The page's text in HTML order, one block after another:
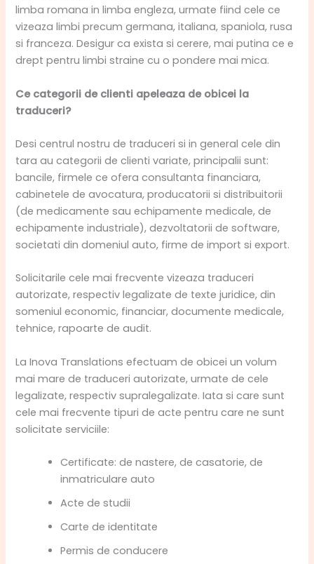
limba romana in limba engleza, urmate fiind cele ce
vizeaza limbi precum germana, italiana, spaniola, rusa
si franceza. Desigur ca exista si cerere, mai putina ce e
drept pentru limbi straine cu o pondere mai mica.
Ce categorii de clienti apeleaza de obicei la
traduceri?
Desi centrul nostru de traduceri si in general cele din
tara au categorii de clienti variate, principalii sunt:
bancile, firmele ce ofera consultanta financiara,
cabinetele de avocatura, producatorii si distribuitorii
(de medicamente sau echipamente medicale, de
echipamente industriale), dezvoltatorii de software,
societati din domeniul auto, firme de import si export.
Solicitarile cele mai frecvente vizeaza traduceri
autorizate, respectiv legalizate de texte juridice, din
someniul economic, financiar, documente medicale,
tehnice, rapoarte de audit.
La Inova Translations efectuam de obicei un volum
mai mare de traduceri autorizate, urmate de cele
legalizate, respectiv supralegalizate. Iata si care sunt
cele mai frecvente tipuri de acte pentru care ne sunt
solicitate serviciile:
Certificate: de nastere, de casatorie, de
inmatriculare auto
Acte de studii
Carte de identitate
Permis de conducere